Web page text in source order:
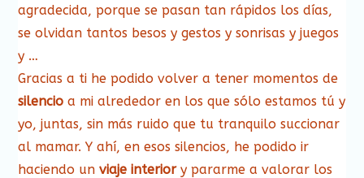
agradecida, porque se pasan tan rápidos los días,
se olvidan tantos besos y gestos y sonrisas y juegos
y …
Gracias a ti he podido volver a tener momentos de
silencio a mi alrededor en los que sólo estamos tú y
yo, juntas, sin más ruido que tu tranquilo succionar
al mamar. Y ahí, en esos silencios, he podido ir
haciendo unviaje interiory pararme a valorar los